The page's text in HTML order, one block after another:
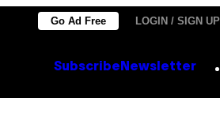
Go Ad Free LOGIN / SIGN UP
Subscribe Newsletter